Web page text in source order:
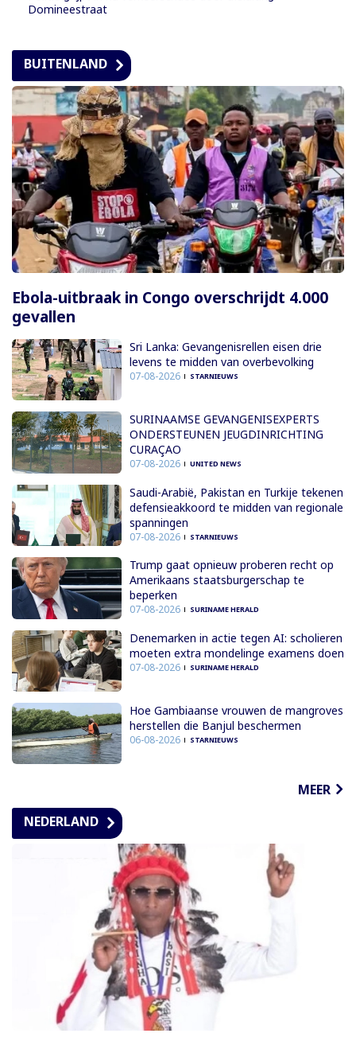
Domineestraat
BUITENLAND
Ebola-uitbraak in Congo overschrijdt 4.000
gevallen
Sri Lanka: Gevangenisrellen eisen drie
levens te midden van overbevolking
07-08-2026 STARNIEUWS
SURINAAMSE GEVANGENISEXPERTS
ONDERSTEUNEN JEUGDINRICHTING
CURAÇAO
07-08-2026 UNITED NEWS
Saudi-Arabië, Pakistan en Turkije tekenen
defensieakkoord te midden van regionale
spanningen
07-08-2026 STARNIEUWS
Trump gaat opnieuw proberen recht op
Amerikaans staatsburgerschap te
beperken
07-08-2026 SURINAME HERALD
Denemarken in actie tegen AI: scholieren
moeten extra mondelinge examens doen
07-08-2026 SURINAME HERALD
Hoe Gambiaanse vrouwen de mangroves
herstellen die Banjul beschermen
06-08-2026 STARNIEUWS
MEER
NEDERLAND